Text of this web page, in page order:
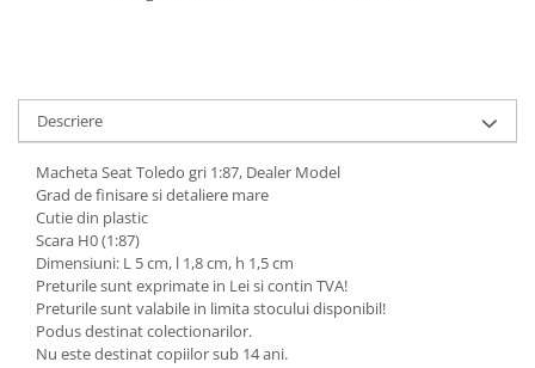
SETURI SI PACHETE CADOU
MACHETE
MACHETE AUTO SCARA 1:43
Machete Auto Romanesti 1:43 –
Miniaturi Dacia, ARO si Modele
Clasice
Machete Politie / Carabinieri 1:43
Machete Auto Civile la Scara 1:43 –
Limuzine, Hatchback si Sedan
Machete Prezidentiale 1:43
Descriere
Macheta Seat Toledo gri 1:87, Dealer Model
Grad de finisare si detaliere mare
Cutie din plastic
Scara H0 (1:87)
Dimensiuni: L 5 cm, l 1,8 cm, h 1,5 cm
Preturile sunt exprimate in Lei si contin TVA!
Preturile sunt valabile in limita stocului disponibil!
Podus destinat colectionarilor.
Nu este destinat copiilor sub 14 ani.